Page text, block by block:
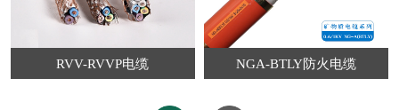
RVV-RVVP电缆 NGA-BTLY防火电缆